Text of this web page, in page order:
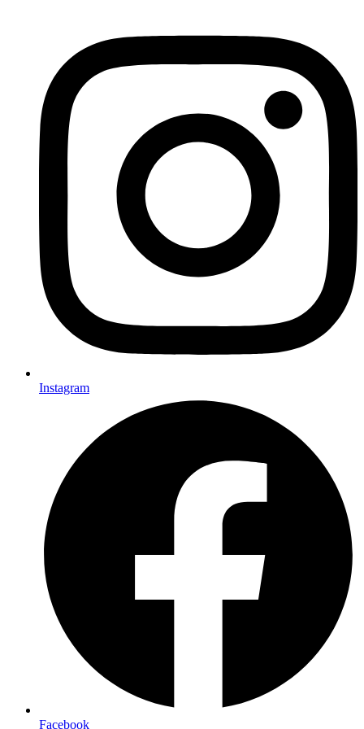
Instagram
Facebook